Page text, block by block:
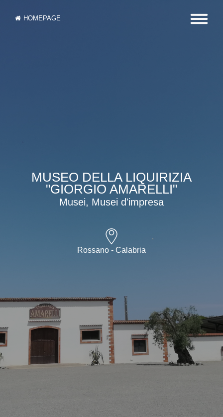
HOMEPAGE
MUSEO DELLA LIQUIRIZIA
"GIORGIO AMARELLI"
Musei, Musei d'impresa
Rossano - Calabria